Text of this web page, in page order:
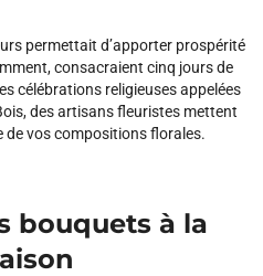
permettait d’apporter prospérité
consacraient cinq jours de
célébrations religieuses appelées
des artisans fleuristes mettent
de vos compositions florales.
bouquets à la